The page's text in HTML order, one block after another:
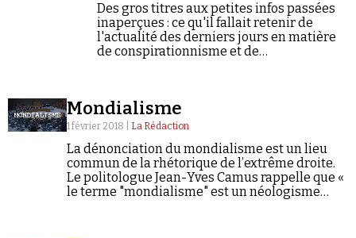
Des gros titres aux petites infos passées
inaperçues : ce qu'il fallait retenir de
l'actualité des derniers jours en matière
de conspirationnisme et de
Mondialisme
1 février 2018 | La Rédaction
La dénonciation du mondialisme est un lieu
commun de la rhétorique de l’extrême droite.
Le politologue Jean-Yves Camus rappelle que «
le terme "mondialisme" est un néologisme